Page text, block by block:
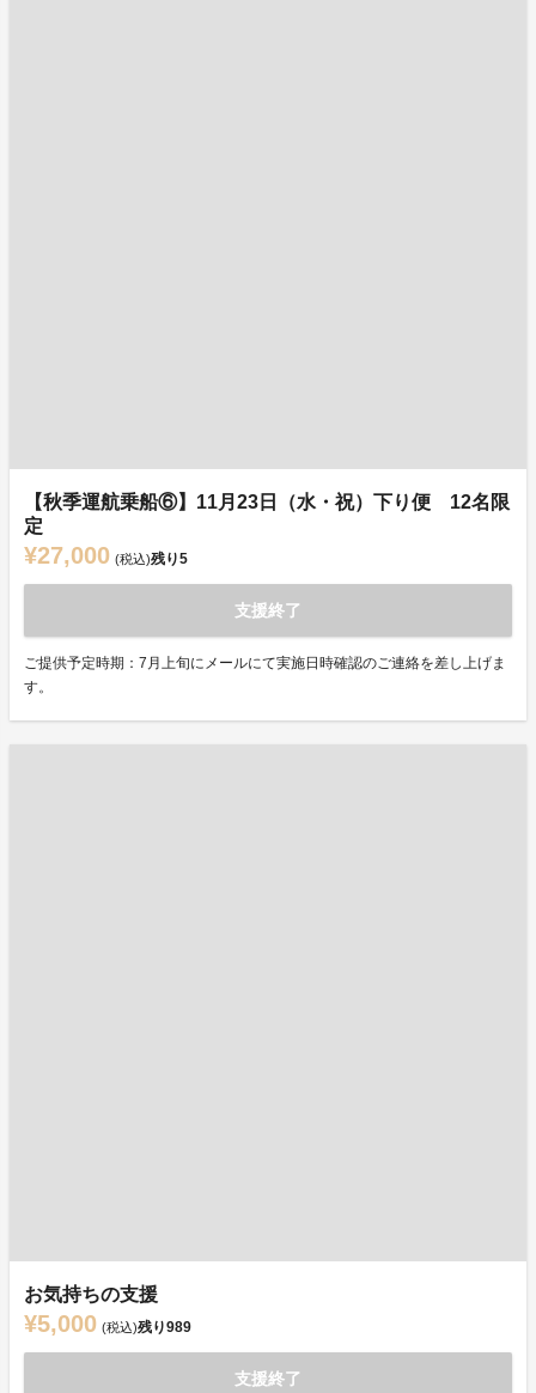
【秋季運航乗船⑥】11月23日（水・祝）下り便 12名限
定
¥27,000 (税込)残り5
支援終了
ご提供予定時期：7月上旬にメールにて実施日時確認のご連絡を差し上げま
す。
お気持ちの支援
¥5,000 (税込)残り989
支援終了